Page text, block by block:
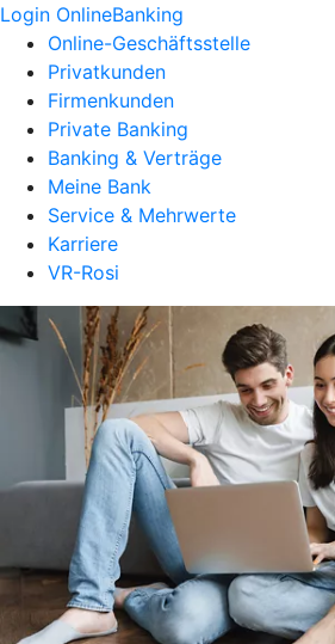
Login OnlineBanking
Online-Geschäftsstelle
Privatkunden
Firmenkunden
Private Banking
Banking & Verträge
Meine Bank
Service & Mehrwerte
Karriere
VR-Rosi